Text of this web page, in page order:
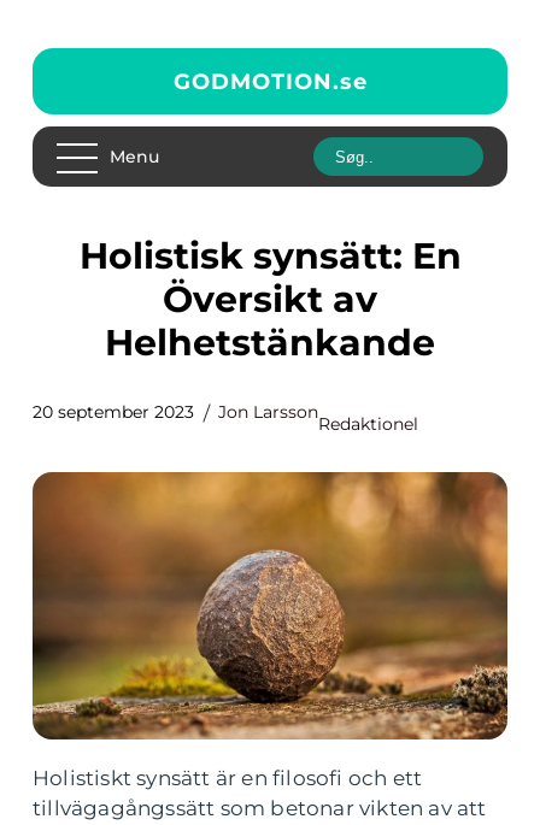
GODMOTION.se
Menu
Holistisk synsätt: En
Översikt av
Helhetstänkande
20 september 2023 Jon Larsson
Redaktionel
Holistiskt synsätt är en filosofi och ett
tillvägagångssätt som betonar vikten av att